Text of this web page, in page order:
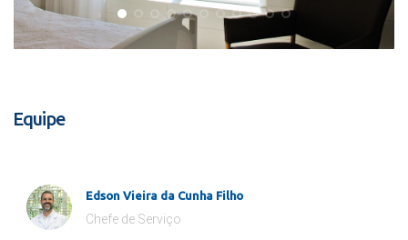
Equipe
Edson Vieira da Cunha Filho
Chefe de Serviço